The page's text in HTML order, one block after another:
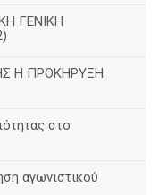
ΓΕΝΙΚΗ
Η ΠΡΟΚΗΡΥΞΗ
στο
αγωνιστικού